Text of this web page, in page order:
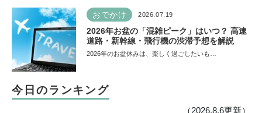
おでかけ 2026.07.19
2026年お盆の「混雑ピーク」はいつ？ 高速
道路・新幹線・飛行機の渋滞予想を解説
2026年のお盆休みは、楽しく過ごしたいも…
今日のランキング
（2026.8.6更新）